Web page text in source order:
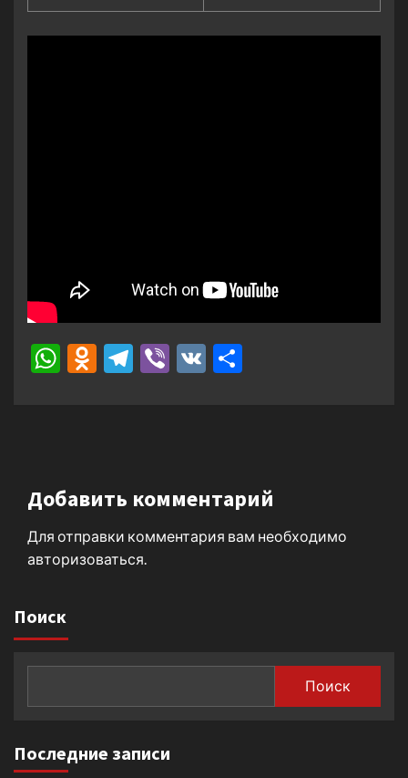
WhatsApp
Odnoklassniki
Telegram
Viber
VK
Добавить комментарий
Для отправки комментария вам необходимо
авторизоваться
Поиск
Поиск
Последние записи